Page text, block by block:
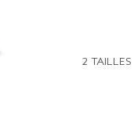
2 TAILLES